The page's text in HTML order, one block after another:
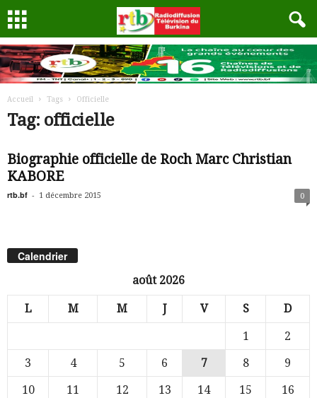
Accueil Tags Officielle
Tag: officielle
Biographie officielle de Roch Marc Christian
KABORE
rtb.bf - 1 décembre 2015 0
Calendrier
août 2026
L M M J V S D
1
2
3
4 5 6 7 8
9
10
11 12 13 14 15
16